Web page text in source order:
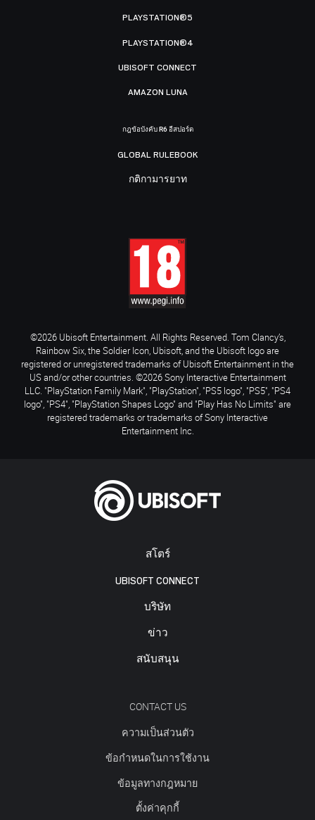
สโตร์
UBISOFT CONNECT
บริษัท
ข่าว
สนับสนุน
CONTACT US
ความเป็นส่วนตัว
ข้อกำหนดในการใช้งาน
ข้อมูลทางกฎหมาย
ตั้งค่าคุกกี้
PLAYSTATION®5
PLAYSTATION®4
UBISOFT CONNECT
AMAZON LUNA
กฎข้อบังคับ R6 อีสปอร์ต
GLOBAL RULEBOOK
กติกามารยาท
©2026 Ubisoft Entertainment. All Rights Reserved. Tom Clancy’s,
Rainbow Six, the Soldier Icon, Ubisoft, and the Ubisoft logo are
registered or unregistered trademarks of Ubisoft Entertainment in the
US and/or other countries. ©2026 Sony Interactive Entertainment
LLC. "PlayStation Family Mark", "PlayStation", "PS5 logo", "PS5", "PS4
logo", "PS4", "PlayStation Shapes Logo" and "Play Has No Limits" are
registered trademarks or trademarks of Sony Interactive
Entertainment Inc.